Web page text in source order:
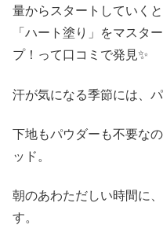
量からスタートしていくと
「ハート塗り」をマスタ
プ！って口コミで発見✨
汗が気になる季節には、
下地もパウダーも不要な
ッド。
朝のあわただしい時間に
す。